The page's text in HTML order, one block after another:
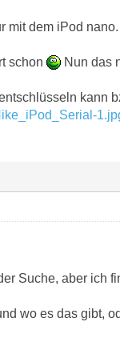
mit dem iPod nano.
schon
Nun das
kann
Suche, aber ich
wo es das gibt,